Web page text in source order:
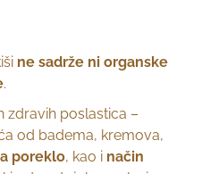
ne sadrže ni organske
.
zdravih poslastica –
od badema, kremova,
poreklo, kao i način